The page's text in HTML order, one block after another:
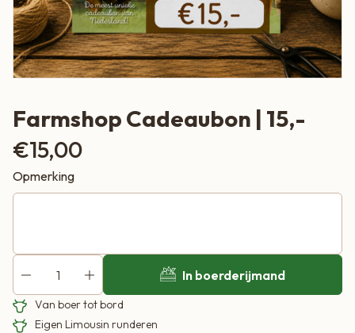
Farmshop Cadeaubon | 15,-
€15,00
Opmerking
In boerderijmand
Van boer tot bord
Eigen Limousin runderen